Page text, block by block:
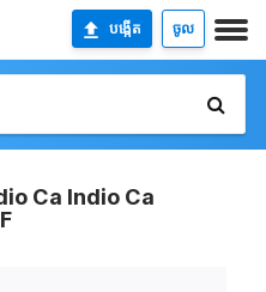
បង្កើត ចូល
Ca Indio Ca